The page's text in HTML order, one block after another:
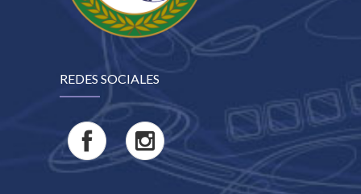
REDES SOCIALES